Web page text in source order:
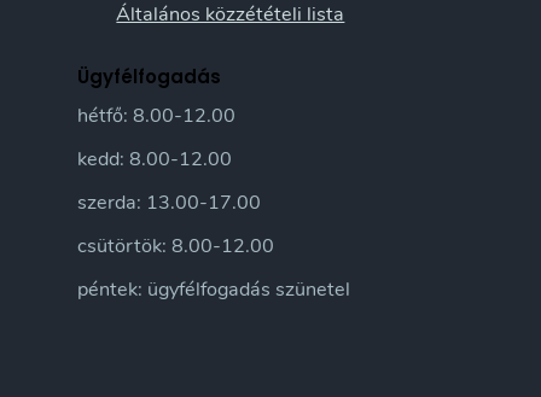
Általános közzétételi lista
Ügyfélfogadás
hétfő: 8.00-12.00
kedd: 8.00-12.00
szerda: 13.00-17.00
csütörtök: 8.00-12.00
péntek: ügyfélfogadás szünetel